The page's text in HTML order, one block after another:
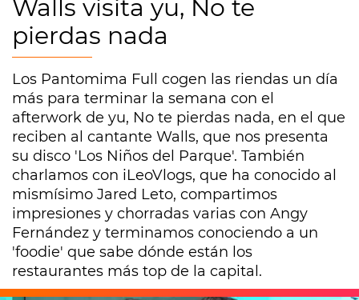
Walls visita yu, No te
pierdas nada
Los Pantomima Full cogen las riendas un día
más para terminar la semana con el
afterwork de yu, No te pierdas nada, en el que
reciben al cantante Walls, que nos presenta
su disco 'Los Niños del Parque'. También
charlamos con iLeoVlogs, que ha conocido al
mismísimo Jared Leto, compartimos
impresiones y chorradas varias con Angy
Fernández y terminamos conociendo a un
'foodie' que sabe dónde están los
restaurantes más top de la capital.